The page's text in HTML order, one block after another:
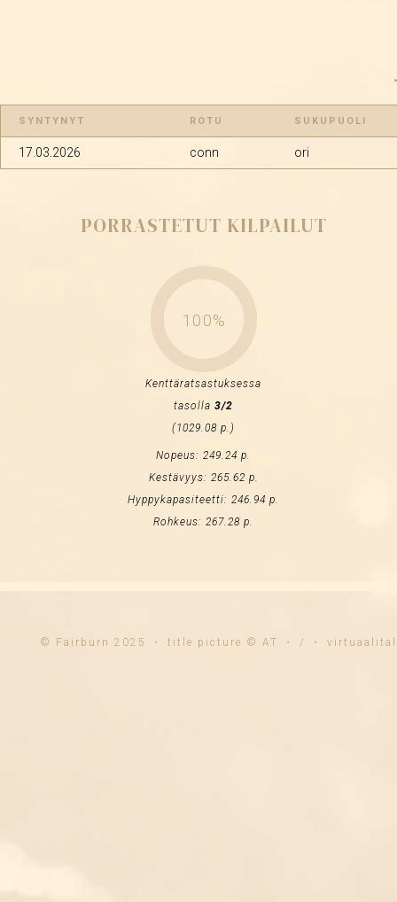
SYNTYNYT ROTU SUKUPUOLI
17.03.2026 conn ori
PORRASTETUT KILPAILUT
100%
Kenttäratsastuksessa
tasolla3/2
(1029.08 p.)
Nopeus: 249.24 p.
Kestävyys: 265.62 p.
Hyppykapasiteetti: 246.94 p.
Rohkeus: 267.28 p.
© Fairburn 2025 ・ title picture © AT ・ / ・